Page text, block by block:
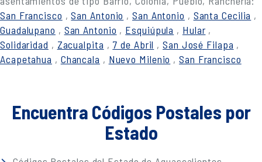
San Francisco ,San Antonio ,San Antonio , Santa Cecilia ,
Guadalupano , San Antonio , Esquiúpula , Hular ,
Solidaridad , Zacualpita , 7 de Abril ,San José Filapa ,
Acapetahua , Chancala , Nuevo Milenio ,San Francisco
Encuentra Códigos Postales por
Estado